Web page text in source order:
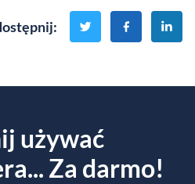
:
używać
Za darmo!